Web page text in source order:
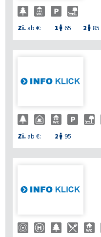
Zi.ab €: 1  65 2  85
Zi.ab €: 2  95